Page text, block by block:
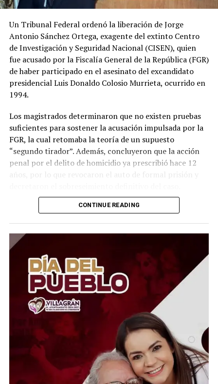
Un Tribunal Federal ordenó la liberación de Jorge
Antonio Sánchez Ortega, exagente del extinto Centro
de Investigación y Seguridad Nacional (CISEN), quien
fue acusado por la Fiscalía General de la República (FGR)
de haber participado en el asesinato del excandidato
presidencial Luis Donaldo Colosio Murrieta, ocurrido en
1994.
Los magistrados determinaron que no existen pruebas
suficientes para sostener la acusación impulsada por la
FGR, la cual retomaba la teoría de un supuesto
“segundo tirador”. Además, concluyeron que la acción
penal por el delito de homicidio ya prescribió hace 12
años, por lo que revocaron el auto de formal prisión y
La resolución ordena la libertad inmediata de Sánchez
permanecer en prisión si enfrenta otras causas penales
distintas. Con este fallo, la FGR ya no podrá volver a
ejercer acción penal por esta acusación, salvo que la
familia de Colosio promueva un amparo para impugnar
la decisión.
El asesinato de Luis Donaldo Colosio, ocurrido el 23 de
marzo de 1994 en Lomas Taurinas, Tijuana, es uno de
los magnicidios más emblemáticos de la historia reciente
de México. Durante décadas ha estado rodeado de
teorías e investigaciones, aunque Mario Aburto
Martínez continúa siendo el único sentenciado como
autor material del crimen.
CONTINUE READING